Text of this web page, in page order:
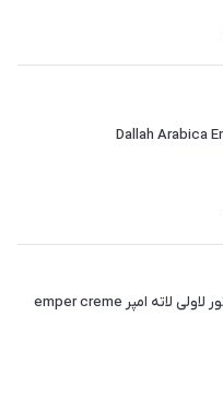
عطر ادکلن کرم کوتور لاولی لاته امپر emper creme